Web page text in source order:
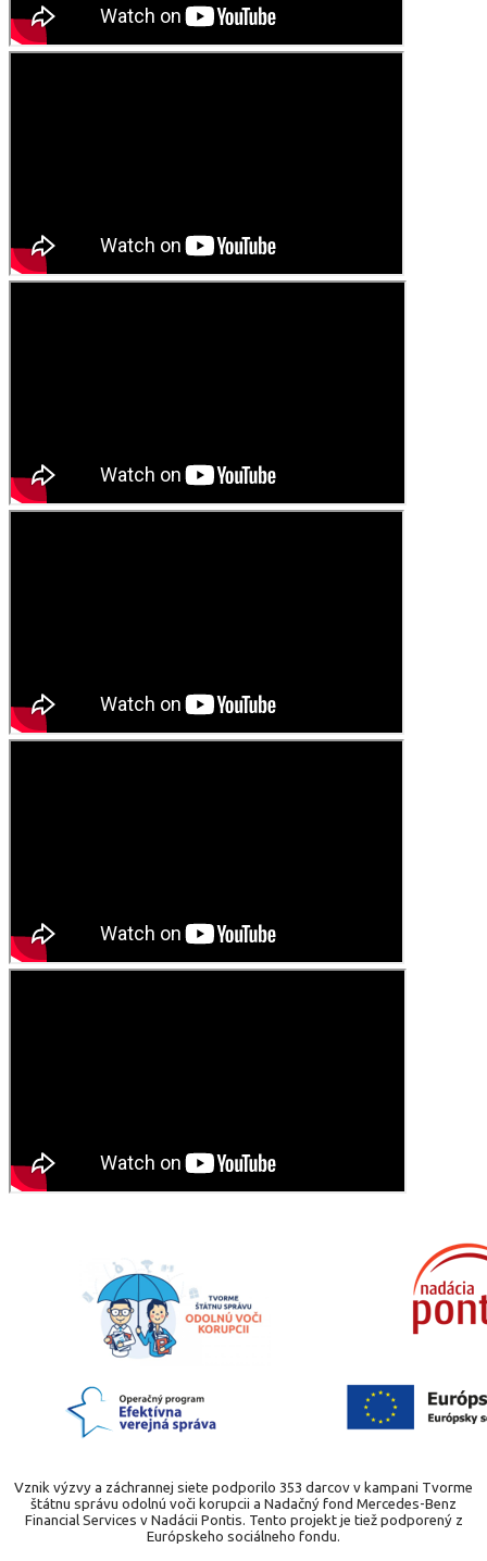
Vznik výzvy a záchrannej siete podporilo 353 darcov v kampani Tvorme
štátnu správu odolnú voči korupcii a Nadačný fond Mercedes-Benz
Financial Services v Nadácii Pontis. Tento projekt je tiež podporený z
Európskeho sociálneho fondu.